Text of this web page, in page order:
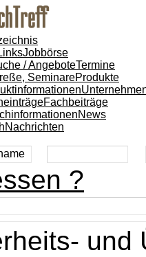
Jobbörse
/ AngeboteTermine
SeminareProdukte
Fachbeiträge
News
?
und